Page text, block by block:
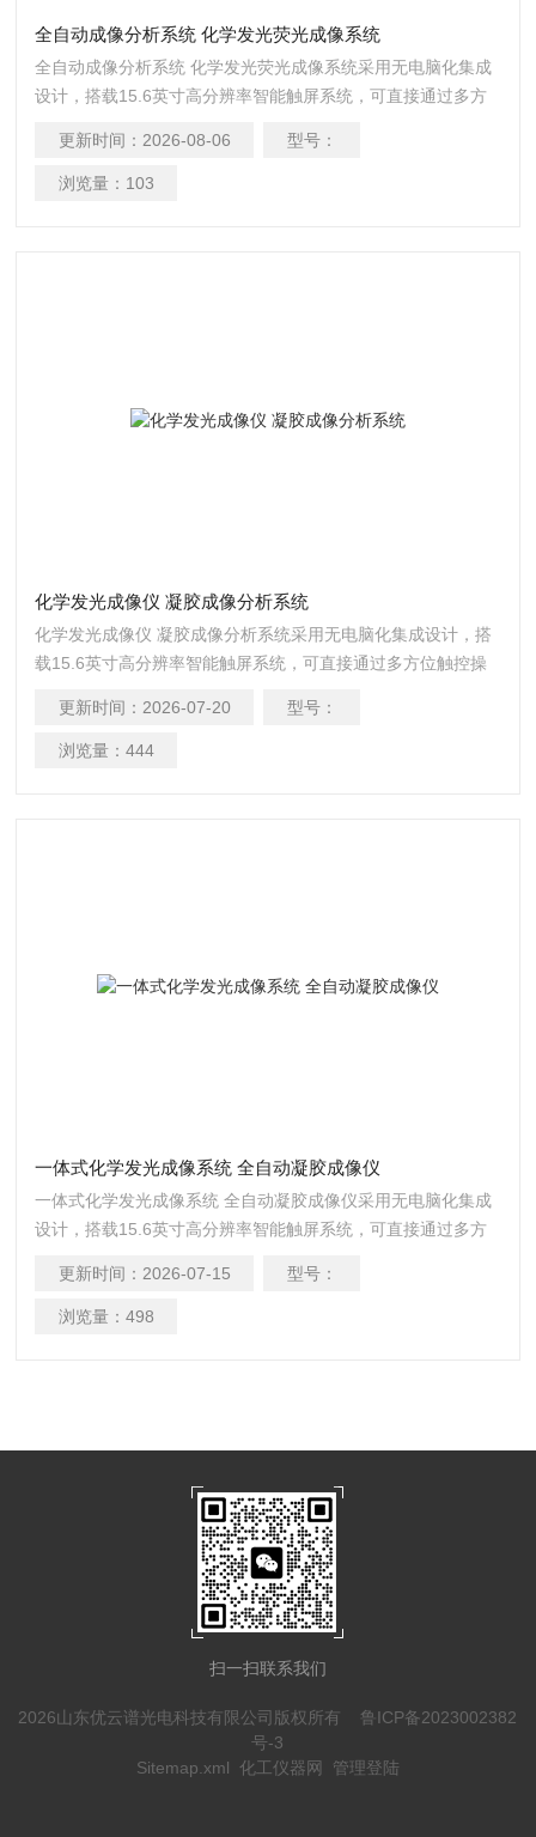
全自动成像分析系统 化学发光荧光成像系统
全自动成像分析系统 化学发光荧光成像系统采用无电脑化集成
设计，搭载15.6英寸高分辨率智能触屏系统，可直接通过多方
更新时间： 2026-08-06 型号：
浏览量： 103
化学发光成像仪 凝胶成像分析系统
化学发光成像仪 凝胶成像分析系统采用无电脑化集成设计，搭
载15.6英寸高分辨率智能触屏系统，可直接通过多方位触控操
更新时间： 2026-07-20 型号：
浏览量： 444
一体式化学发光成像系统 全自动凝胶成像仪
一体式化学发光成像系统 全自动凝胶成像仪采用无电脑化集成
设计，搭载15.6英寸高分辨率智能触屏系统，可直接通过多方
更新时间： 2026-07-15 型号：
浏览量： 498
扫一扫联系我们
2026山东优云谱光电科技有限公司版权所有 鲁ICP备2023002382
号-3
Sitemap.xml 化工仪器网 管理登陆